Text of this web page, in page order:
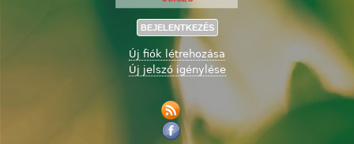
Új fiók létrehozása
Új jelszó igénylése